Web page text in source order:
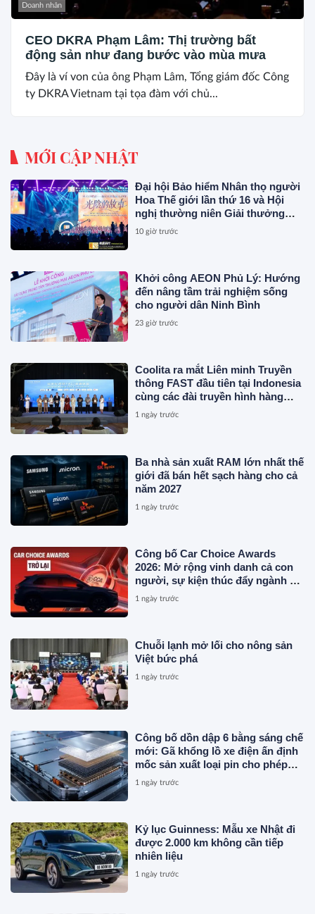
Doanh nhân
CEO DKRA Phạm Lâm: Thị trường bất
động sản như đang bước vào mùa mưa
Đây là ví von của ông Phạm Lâm, Tổng giám đốc Công
ty DKRA Vietnam tại tọa đàm với chủ...
MỚI CẬP NHẬT
Đại hội Bảo hiểm Nhân thọ người
Hoa Thế giới lần thứ 16 và Hội
nghị thường niên Giải thưởng
Rồng Quốc tế (IDA) 2026 được tổ
10 giờ trước
Khởi công AEON Phủ Lý: Hướng
đến nâng tầm trải nghiệm sống
cho người dân Ninh Bình
23 giờ trước
Coolita ra mắt Liên minh Truyền
thông FAST đầu tiên tại Indonesia
cùng các đài truyền hình hàng
đầu
1 ngày trước
Ba nhà sản xuất RAM lớn nhất thế
giới đã bán hết sạch hàng cho cả
năm 2027
1 ngày trước
Công bố Car Choice Awards
2026: Mở rộng vinh danh cả con
người, sự kiện thúc đẩy ngành xe
Việt Nam
1 ngày trước
Chuỗi lạnh mở lối cho nông sản
Việt bức phá
1 ngày trước
Công bố dồn dập 6 bằng sáng chế
mới: Gã khổng lồ xe điện ấn định
mốc sản xuất loại pin cho phép
sạc 1 lần đi từ Hà Nội đến TP.HCM
1 ngày trước
Kỷ lục Guinness: Mẫu xe Nhật đi
được 2.000 km không cần tiếp
nhiên liệu
1 ngày trước